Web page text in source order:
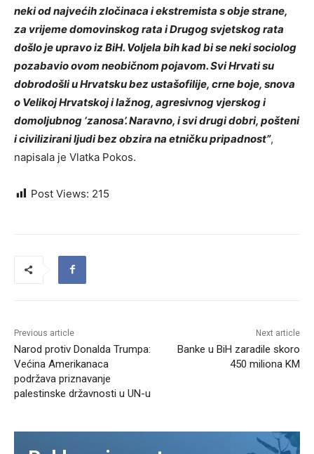
neki od najvećih zločinaca i ekstremista s obje strane,
za vrijeme domovinskog rata i Drugog svjetskog rata
došlo je upravo iz BiH. Voljela bih kad bi se neki sociolog
pozabavio ovom neobičnom pojavom. Svi Hrvati su
dobrodošli u Hrvatsku bez ustašofilije, crne boje, snova
o Velikoj Hrvatskoj i lažnog, agresivnog vjerskog i
domoljubnog ‘zanosa’. Naravno, i svi drugi dobri, pošteni
i civilizirani ljudi bez obzira na etničku pripadnost”,
napisala je Vlatka Pokos.
Post Views: 215
Previous article
Narod protiv Donalda Trumpa:
Većina Amerikanaca
podržava priznavanje
palestinske državnosti u UN-u
Next article
Banke u BiH zaradile skoro
450 miliona KM